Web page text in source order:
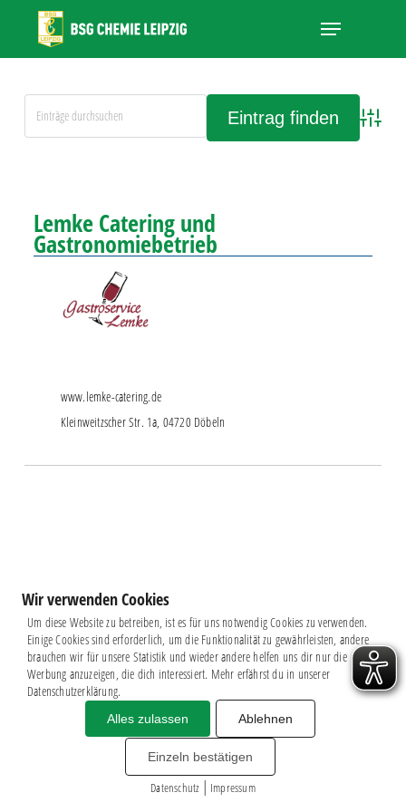
main
Menu
Lemke Catering und
Gastronomiebetrieb
www.lemke-catering.de
Kleinweitzscher Str. 1a, 04720 Döbeln
Impressum|Datenschutz
BSG CHEMIE LEIPZIG © 2026
MITGLIEDERZAHL: 2.816
webdesign by3W
Close
Wir verwenden Cookies
Um diese Website zu betreiben, ist es für uns notwendig Cookies zu verwenden.
Einige Cookies sind erforderlich, um die Funktionalität zu gewährleisten, andere
brauchen wir für unsere Statistik und wieder andere helfen uns dir nur die
Werbung anzuzeigen, die dich interessiert. Mehr erfährst du in unserer
Datenschutzerklärung.
Alles zulassen Ablehnen
Einzeln bestätigen
Datenschutz | Impressum